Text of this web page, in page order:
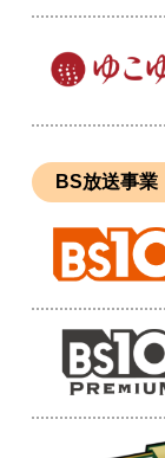
BS放送事業